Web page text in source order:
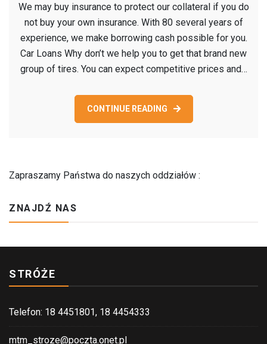
may
buy
to
protect
We may buy insurance to protect our collateral if you do
not buy your own insurance. With 80 several years of
experience, we make borrowing cash possible for you.
Car Loans Why don’t we help you to get that brand new
group of tires. You can expect competitive prices and…
CONTINUE READING
Zapraszamy Państwa do naszych oddziałów :
ZNAJDŹ NAS
STRÓŻE
Telefon: 18 4451801, 18 4454333
mtm_stroze@poczta.onet.pl